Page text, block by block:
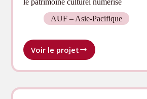
le patrimoine culturel numérisé
AUF – Asie-Pacifique
Voir le projetParticipation
à